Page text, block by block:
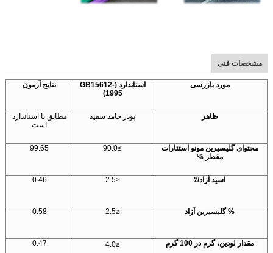
مشخصات فنی
مورد بازرسی
استاندارد (GB15612-
1995)
نتایج آزمون
ظاهر پودر جامد سفید
مطابق با استاندارد
است
محتوای گلیسیرین مونو استئارات
مقطر %
≥90.0
99.65
اسید آزاد/٪ ≤2.5
0.46
% گلیسیرین آزاد ≤2.5
0.58
مقدار لودین، گرم در 100 گرم ≤4.0
0.47